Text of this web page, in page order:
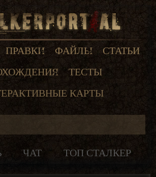
ПРАВКИ ФАЙЛЫ
СТАТЬИ
ТЕСТЫ
КАРТЫ
ЧАТ ТОП СТАЛКЕР